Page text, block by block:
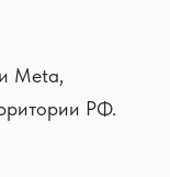
Meta,
РФ.